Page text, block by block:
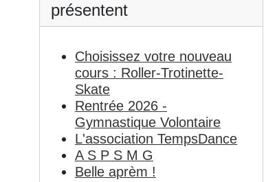
présentent
Choisissez votre nouveau
cours : Roller-Trotinette-
Skate
Rentrée 2026 -
Gymnastique Volontaire
L'association TempsDance
A S P S M G
Belle aprèm !